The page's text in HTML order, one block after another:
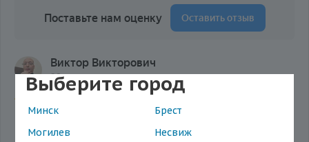
Выберите город
Минск
Брест
Могилев
Несвиж